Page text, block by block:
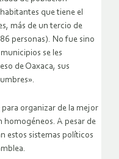
que tiene el
más de un tercio de
personas). No fue sino
se les
de Oaxaca, sus
organizar de la mejor
A pesar de
estos sistemas políticos